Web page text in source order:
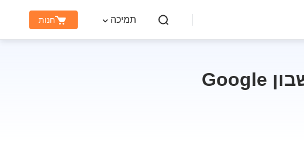
תמיכה חנות
מדריך יעיל: כיצד לעקוף אימות חשבון Google